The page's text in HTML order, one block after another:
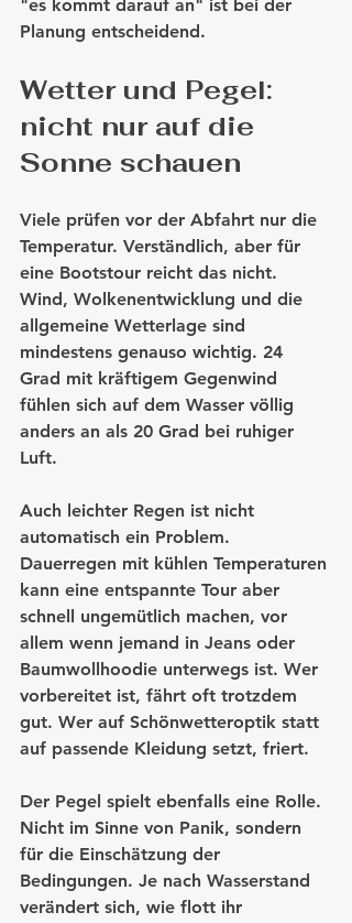
"es kommt darauf an" ist bei der
Planung entscheidend.
Wetter und Pegel:
nicht nur auf die
Sonne schauen
Viele prüfen vor der Abfahrt nur die
Temperatur. Verständlich, aber für
eine Bootstour reicht das nicht.
Wind, Wolkenentwicklung und die
allgemeine Wetterlage sind
mindestens genauso wichtig. 24
Grad mit kräftigem Gegenwind
fühlen sich auf dem Wasser völlig
anders an als 20 Grad bei ruhiger
Luft.
Auch leichter Regen ist nicht
automatisch ein Problem.
Dauerregen mit kühlen Temperaturen
kann eine entspannte Tour aber
schnell ungemütlich machen, vor
allem wenn jemand in Jeans oder
Baumwollhoodie unterwegs ist. Wer
vorbereitet ist, fährt oft trotzdem
gut. Wer auf Schönwetteroptik statt
auf passende Kleidung setzt, friert.
Der Pegel spielt ebenfalls eine Rolle.
Nicht im Sinne von Panik, sondern
für die Einschätzung der
Bedingungen. Je nach Wasserstand
verändert sich, wie flott ihr